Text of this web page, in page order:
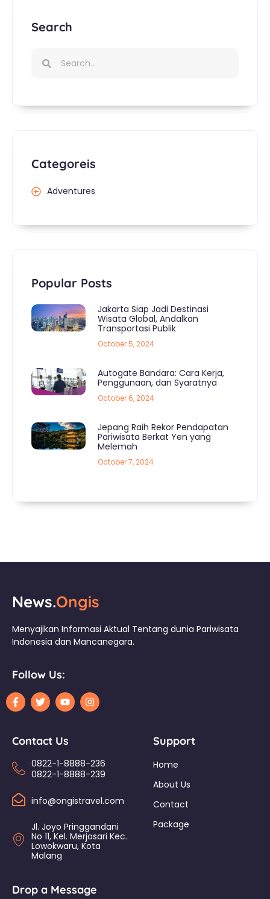
Search
Categoreis
Adventures
Popular Posts
Jakarta Siap Jadi Destinasi
Wisata Global, Andalkan
Transportasi Publik
October 5, 2024
Autogate Bandara: Cara Kerja,
Penggunaan, dan Syaratnya
October 6, 2024
Jepang Raih Rekor Pendapatan
Pariwisata Berkat Yen yang
Melemah
October 7, 2024
News.Ongis
Menyajikan Informasi Aktual Tentang dunia Pariwisata
Indonesia dan Mancanegara.
Follow Us:
Contact Us
0822-1-8888-236
0822-1-8888-239
info@ongistravel.com
Jl. Joyo Pringgandani
No 11, Kel. Merjosari Kec.
Lowokwaru, Kota
Malang
Support
Home
About Us
Contact
Package
Drop a Message